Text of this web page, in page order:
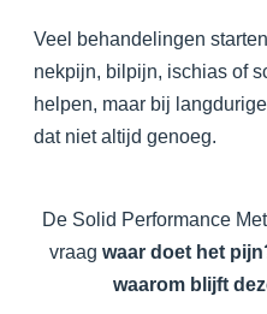
Veel behandelingen
nekpijn, bilpijn, ischias of
helpen, maar bij
dat niet altijd genoeg.
De Solid Performance
vraag waar doet het
waarom blijft